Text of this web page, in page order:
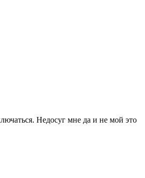
Недосуг мне да и не мой это